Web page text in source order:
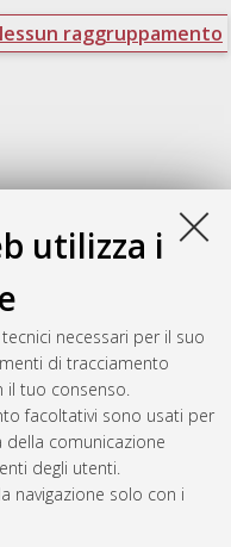
utilizza i
necessari per il suo
di tracciamento
il tuo consenso.
facoltativi sono usati per
della comunicazione
degli utenti.
navigazione solo con i
raggruppamento
in Uganda. An
, [Dissertation thesis],
Dottorato di
- global and
7 20:31:24 2026 CEST